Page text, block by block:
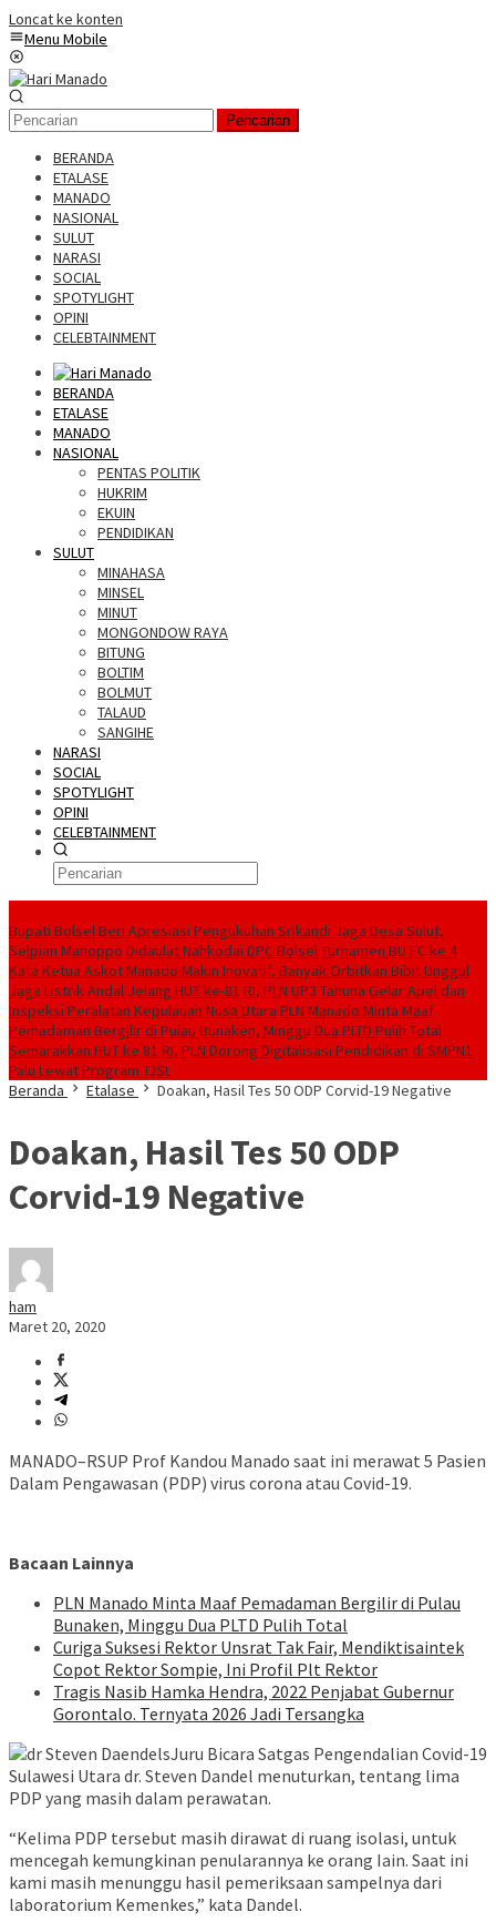
Loncat ke konten
Menu Mobile
Pencarian
BERANDA
ETALASE
MANADO
NASIONAL
SULUT
NARASI
SOCIAL
SPOTYLIGHT
OPINI
CELEBTAINMENT
BERANDA
ETALASE
MANADO
NASIONAL
PENTAS POLITIK
HUKRIM
EKUIN
PENDIDIKAN
SULUT
MINAHASA
MINSEL
MINUT
MONGONDOW RAYA
BITUNG
BOLTIM
BOLMUT
TALAUD
SANGIHE
NARASI
SOCIAL
SPOTYLIGHT
OPINI
CELEBTAINMENT
Bupati Bolsel Beri Apresiasi Pengukuhan Srikandi Jaga Desa Sulut,
Selpian Manoppo Didaulat Nahkodai DPC BolselTurnamen BU FC ke 4
Kata Ketua Askot Manado Makin Inovatif, Banyak Orbitkan Bibit Unggul
Jaga Listrik Andal Jelang HUT ke-81 RI, PLN UP3 Tahuna Gelar Apel dan
Inspeksi Peralatan Kepulauan Nusa Utara PLN Manado Minta Maaf
Pemadaman Bergilir di Pulau Bunaken, Minggu Dua PLTD Pulih Total
Semarakkan HUT ke 81 RI, PLN Dorong Digitalisasi Pendidikan di SMPN1
Palu Lewat Program TJSL
Beranda
Etalase Doakan, Hasil Tes 50 ODP Corvid-19 Negative
Doakan, Hasil Tes 50 ODP
Corvid-19 Negative
ham
Maret 20, 2020
MANADO–RSUP Prof Kandou Manado saat ini merawat 5 Pasien
Dalam Pengawasan (PDP) virus corona atau Covid-19.
Bacaan Lainnya
PLN Manado Minta Maaf Pemadaman Bergilir di Pulau
Bunaken, Minggu Dua PLTD Pulih Total
Curiga Suksesi Rektor Unsrat Tak Fair, Mendiktisaintek
Copot Rektor Sompie, Ini Profil Plt Rektor
Tragis Nasib Hamka Hendra, 2022 Penjabat Gubernur
Gorontalo. Ternyata 2026 Jadi Tersangka
Juru Bicara Satgas Pengendalian Covid-19
Sulawesi Utara dr. Steven Dandel menuturkan, tentang lima
PDP yang masih dalam perawatan.
“Kelima PDP tersebut masih dirawat di ruang isolasi, untuk
mencegah kemungkinan penularannya ke orang Iain. Saat ini
kami masih menunggu hasil pemeriksaan sampelnya dari
laboratorium Kemenkes,” kata Dandel.